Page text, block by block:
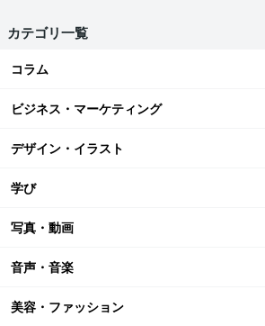
カテゴリ一覧
コラム
ビジネス・マーケティング
デザイン・イラスト
学び
写真・動画
音声・音楽
美容・ファッション